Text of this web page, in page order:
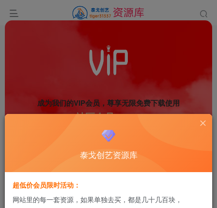
成为我们的VIP会员，尊享无限免费下载使用
社区会员
所有资源下载不限速
专属的社区会员社群
￥9.9元/年
泰戈创艺资源库
超低价会员限时活动：
网站里的每一套资源，如果单独去买，都是几十几百块，